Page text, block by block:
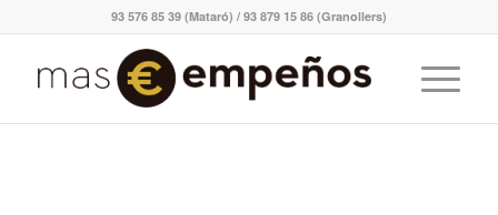
93 576 85 39 (Mataró) / 93 879 15 86 (Granollers)